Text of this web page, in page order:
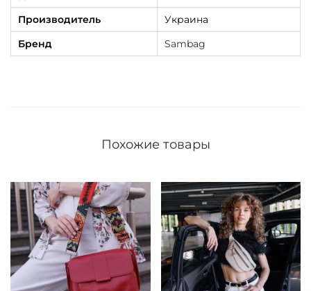
Производитель
Украина
Бренд
Sambag
Похожие товары